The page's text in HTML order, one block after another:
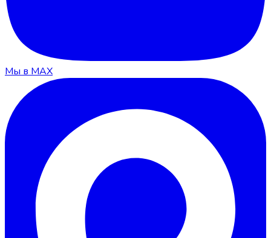
Мы в MAX